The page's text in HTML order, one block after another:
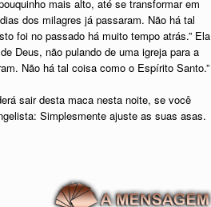
mais alto, até se transformar em
dos milagres já passaram. Não há tal
foi no passado há muito tempo atrás.” Ela
Deus, não pulando de uma igreja para a
Não há tal coisa como o Espírito Santo.”
sair desta maca nesta noite, se você
Simplesmente ajuste as suas asas.